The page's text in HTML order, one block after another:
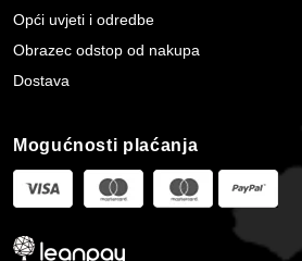
Opći uvjeti i odredbe
Obrazec odstop od nakupa
Dostava
Mogućnosti plaćanja